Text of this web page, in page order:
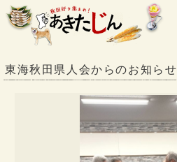
東海秋田県人会からのお知らせ